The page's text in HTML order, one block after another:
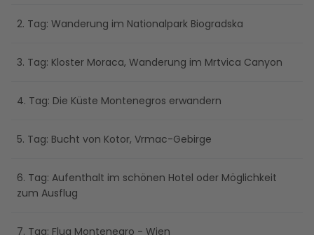
2. Tag: Wanderung im Nationalpark Biogradska
3. Tag: Kloster Moraca, Wanderung im Mrtvica Canyon
4. Tag: Die Küste Montenegros erwandern
5. Tag: Bucht von Kotor, Vrmac-Gebirge
6. Tag: Aufenthalt im schönen Hotel oder Möglichkeit
zum Ausflug
7. Tag: Flug Montenegro - Wien